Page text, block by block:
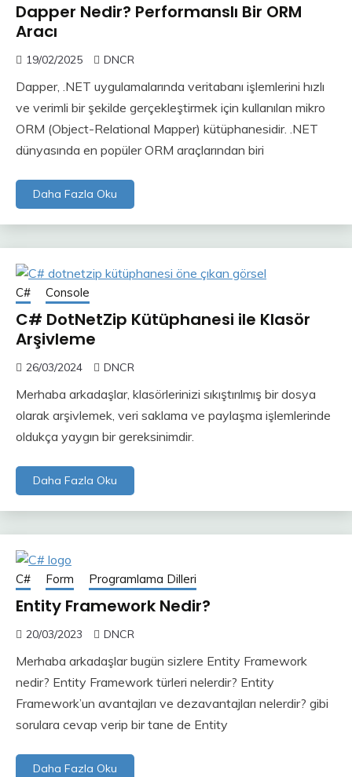
Dapper Nedir? Performanslı Bir ORM
Aracı
19/02/2025 DNCR
Dapper, .NET uygulamalarında veritabanı işlemlerini hızlı
ve verimli bir şekilde gerçekleştirmek için kullanılan mikro
ORM (Object-Relational Mapper) kütüphanesidir. .NET
dünyasında en popüler ORM araçlarından biri
Daha Fazla Oku
C# Console
C# DotNetZip Kütüphanesi ile Klasör
Arşivleme
26/03/2024 DNCR
Merhaba arkadaşlar, klasörlerinizi sıkıştırılmış bir dosya
olarak arşivlemek, veri saklama ve paylaşma işlemlerinde
oldukça yaygın bir gereksinimdir.
Daha Fazla Oku
C# Form Programlama Dilleri
Entity Framework Nedir?
20/03/2023 DNCR
Merhaba arkadaşlar bugün sizlere Entity Framework
nedir? Entity Framework türleri nelerdir? Entity
Framework’un avantajları ve dezavantajları nelerdir? gibi
sorulara cevap verip bir tane de Entity
Daha Fazla Oku